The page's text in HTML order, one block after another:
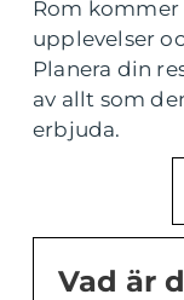
Rom
upplevelser
Planera din
av allt som
erbjuda.
Vad är